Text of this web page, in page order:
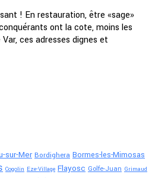
! En restauration, être «sage»
ont la cote, moins les
ces adresses dignes et
sur-Mer Bordighera Bormes-les-Mimosas
Cogolin Eze-Village Flayosc Golfe-Juan Grimaud